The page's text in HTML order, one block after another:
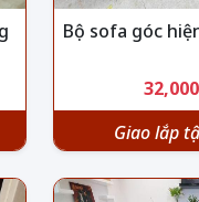
Bộ sofa góc
Giao lắp